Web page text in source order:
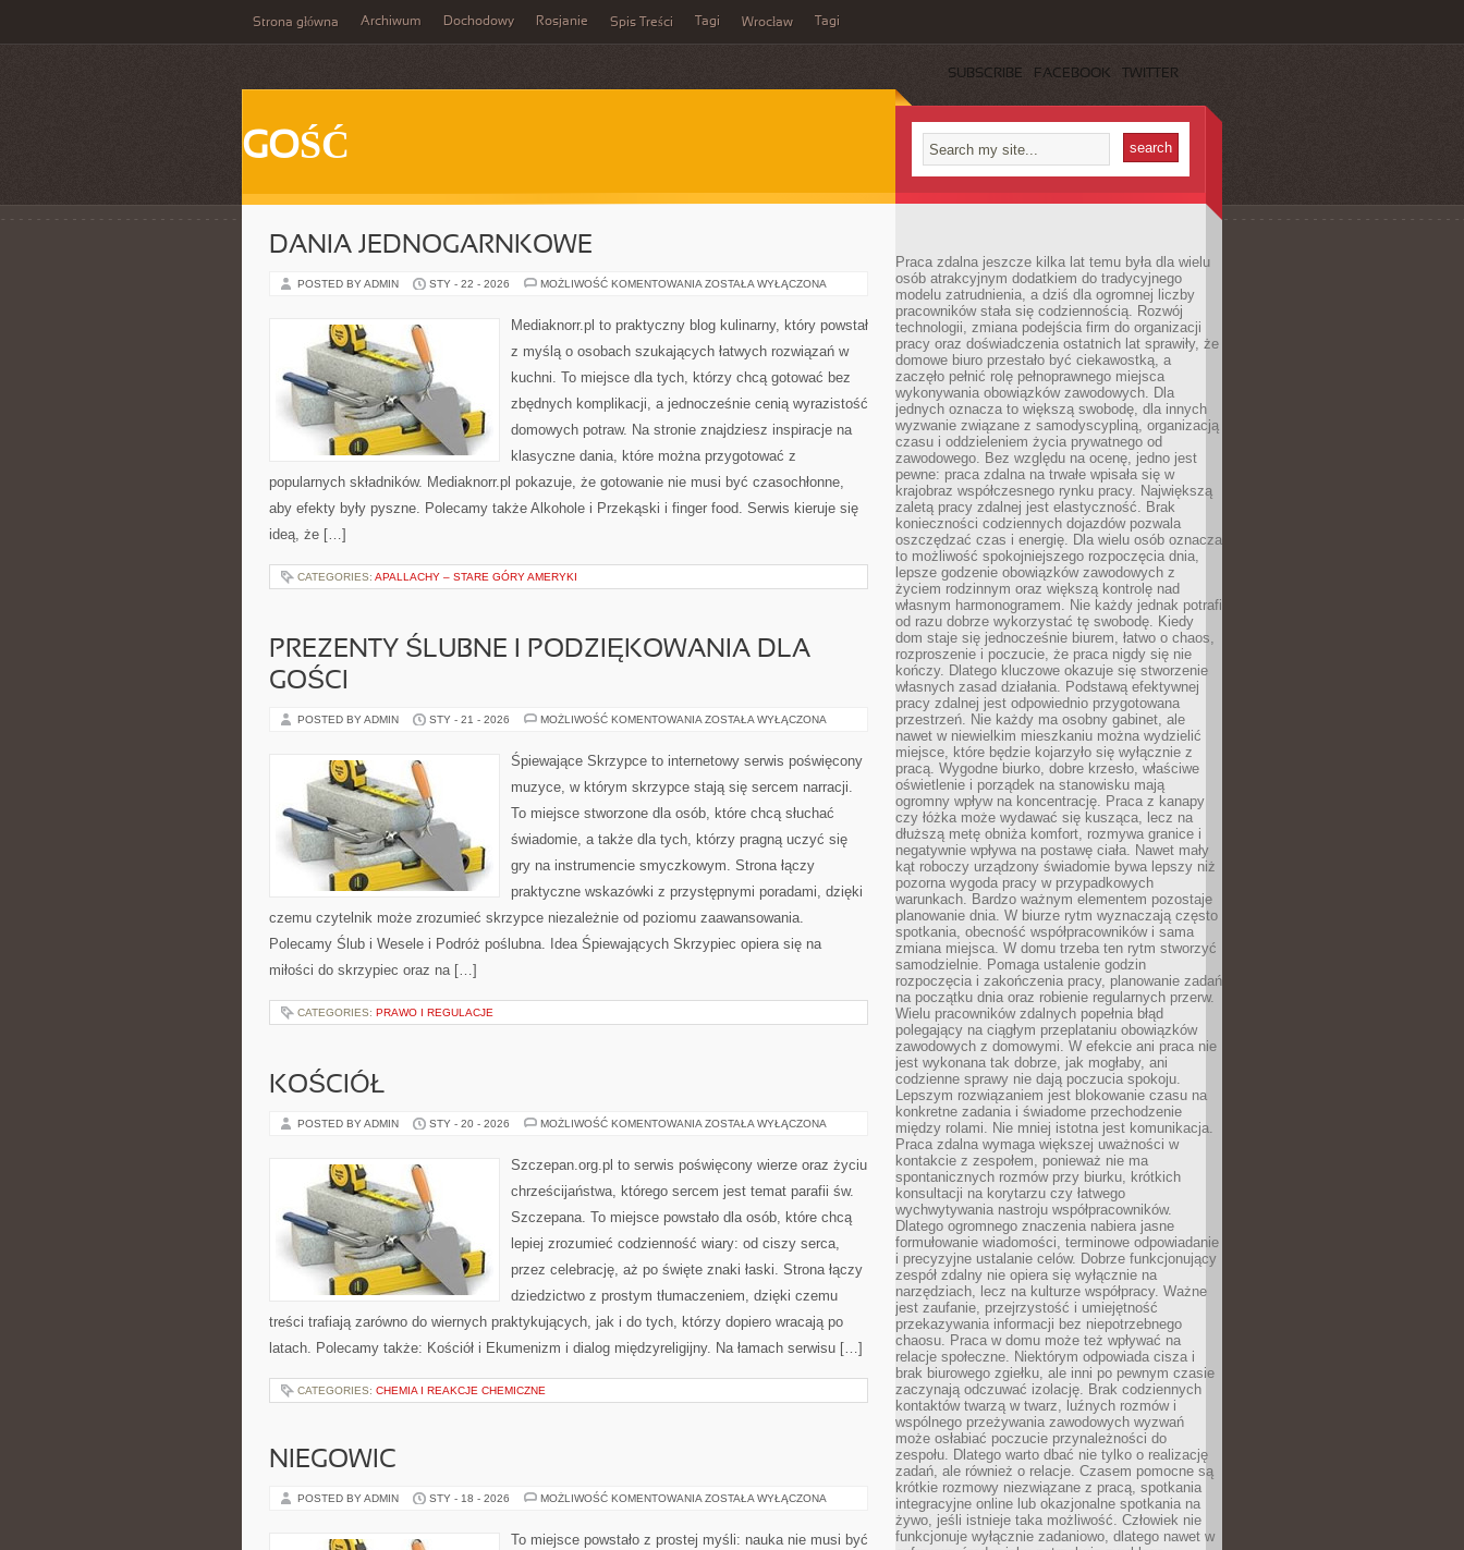
Strona główna Archiwum Dochodowy Rosjanie Spis Treści Tagi Wrocław Tagi
SUBSCRIBE FACEBOOK TWITTER
GOŚĆ
DANIA JEDNOGARNKOWE
POSTED BY ADMIN STY - 22 - 2026 MOŻLIWOŚĆ KOMENTOWANIA DANIA
ZOSTAŁA WYŁĄCZONA
Mediaknorr.pl to praktyczny blog kulinarny, który powstał
z myślą o osobach szukających łatwych rozwiązań w
kuchni. To miejsce dla tych, którzy chcą gotować bez
zbędnych komplikacji, a jednocześnie cenią wyrazistość
domowych potraw. Na stronie znajdziesz inspiracje na
klasyczne dania, które można przygotować z
popularnych składników. Mediaknorr.pl pokazuje, że gotowanie nie musi być czasochłonne,
aby efekty były pyszne. Polecamy także Alkohole i Przekąski i finger food. Serwis kieruje się
ideą, że […]
CATEGORIES: APALLACHY – STARE GÓRY AMERYKI
PREZENTY ŚLUBNE I PODZIĘKOWANIA DLA
GOŚCI
POSTED BY ADMIN STY - 21 - 2026 MOŻLIWOŚĆ KOMENTOWANIA PREZENTY
PODZIĘKOWANIA
DLA
ZOSTAŁA WYŁĄCZONA
Śpiewające Skrzypce to internetowy serwis poświęcony
muzyce, w którym skrzypce stają się sercem narracji.
To miejsce stworzone dla osób, które chcą słuchać
świadomie, a także dla tych, którzy pragną uczyć się
gry na instrumencie smyczkowym. Strona łączy
praktyczne wskazówki z przystępnymi poradami, dzięki
czemu czytelnik może zrozumieć skrzypce niezależnie od poziomu zaawansowania.
Polecamy Ślub i Wesele i Podróż poślubna. Idea Śpiewających Skrzypiec opiera się na
miłości do skrzypiec oraz na […]
CATEGORIES: PRAWO I REGULACJE
KOŚCIÓŁ
POSTED BY ADMIN STY - 20 - 2026 MOŻLIWOŚĆ KOMENTOWANIA KOŚCIÓŁ
ZOSTAŁA WYŁĄCZONA
Szczepan.org.pl to serwis poświęcony wierze oraz życiu
chrześcijaństwa, którego sercem jest temat parafii św.
Szczepana. To miejsce powstało dla osób, które chcą
lepiej zrozumieć codzienność wiary: od ciszy serca,
przez celebrację, aż po święte znaki łaski. Strona łączy
dziedzictwo z prostym tłumaczeniem, dzięki czemu
treści trafiają zarówno do wiernych praktykujących, jak i do tych, którzy dopiero wracają po
latach. Polecamy także: Kościół i Ekumenizm i dialog międzyreligijny. Na łamach serwisu […]
CATEGORIES: CHEMIA I REAKCJE CHEMICZNE
NIEGOWIC
POSTED BY ADMIN STY - 18 - 2026 MOŻLIWOŚĆ KOMENTOWANIA NIEGOWIC
ZOSTAŁA WYŁĄCZONA
To miejsce powstało z prostej myśli: nauka nie musi być
Praca zdalna jeszcze kilka lat temu była dla wielu
osób atrakcyjnym dodatkiem do tradycyjnego
modelu zatrudnienia, a dziś dla ogromnej liczby
pracowników stała się codziennością. Rozwój
technologii, zmiana podejścia firm do organizacji
pracy oraz doświadczenia ostatnich lat sprawiły, że
domowe biuro przestało być ciekawostką, a
zaczęło pełnić rolę pełnoprawnego miejsca
wykonywania obowiązków zawodowych. Dla
jednych oznacza to większą swobodę, dla innych
wyzwanie związane z samodyscypliną, organizacją
czasu i oddzieleniem życia prywatnego od
zawodowego. Bez względu na ocenę, jedno jest
pewne: praca zdalna na trwałe wpisała się w
krajobraz współczesnego rynku pracy. Największą
zaletą pracy zdalnej jest elastyczność. Brak
konieczności codziennych dojazdów pozwala
oszczędzać czas i energię. Dla wielu osób oznacza
to możliwość spokojniejszego rozpoczęcia dnia,
lepsze godzenie obowiązków zawodowych z
życiem rodzinnym oraz większą kontrolę nad
własnym harmonogramem. Nie każdy jednak potrafi
od razu dobrze wykorzystać tę swobodę. Kiedy
dom staje się jednocześnie biurem, łatwo o chaos,
rozproszenie i poczucie, że praca nigdy się nie
kończy. Dlatego kluczowe okazuje się stworzenie
własnych zasad działania. Podstawą efektywnej
pracy zdalnej jest odpowiednio przygotowana
przestrzeń. Nie każdy ma osobny gabinet, ale
nawet w niewielkim mieszkaniu można wydzielić
miejsce, które będzie kojarzyło się wyłącznie z
pracą. Wygodne biurko, dobre krzesło, właściwe
oświetlenie i porządek na stanowisku mają
ogromny wpływ na koncentrację. Praca z kanapy
czy łóżka może wydawać się kusząca, lecz na
dłuższą metę obniża komfort, rozmywa granice i
negatywnie wpływa na postawę ciała. Nawet mały
kąt roboczy urządzony świadomie bywa lepszy niż
pozorna wygoda pracy w przypadkowych
warunkach. Bardzo ważnym elementem pozostaje
planowanie dnia. W biurze rytm wyznaczają często
spotkania, obecność współpracowników i sama
zmiana miejsca. W domu trzeba ten rytm stworzyć
samodzielnie. Pomaga ustalenie godzin
rozpoczęcia i zakończenia pracy, planowanie zadań
na początku dnia oraz robienie regularnych przerw.
Wielu pracowników zdalnych popełnia błąd
polegający na ciągłym przeplataniu obowiązków
zawodowych z domowymi. W efekcie ani praca nie
jest wykonana tak dobrze, jak mogłaby, ani
codzienne sprawy nie dają poczucia spokoju.
Lepszym rozwiązaniem jest blokowanie czasu na
konkretne zadania i świadome przechodzenie
między rolami. Nie mniej istotna jest komunikacja.
Praca zdalna wymaga większej uważności w
kontakcie z zespołem, ponieważ nie ma
spontanicznych rozmów przy biurku, krótkich
konsultacji na korytarzu czy łatwego
wychwytywania nastroju współpracowników.
Dlatego ogromnego znaczenia nabiera jasne
formułowanie wiadomości, terminowe odpowiadanie
i precyzyjne ustalanie celów. Dobrze funkcjonujący
zespół zdalny nie opiera się wyłącznie na
narzędziach, lecz na kulturze współpracy. Ważne
jest zaufanie, przejrzystość i umiejętność
przekazywania informacji bez niepotrzebnego
chaosu. Praca w domu może też wpływać na
relacje społeczne. Niektórym odpowiada cisza i
brak biurowego zgiełku, ale inni po pewnym czasie
zaczynają odczuwać izolację. Brak codziennych
kontaktów twarzą w twarz, luźnych rozmów i
wspólnego przeżywania zawodowych wyzwań
może osłabiać poczucie przynależności do
zespołu. Dlatego warto dbać nie tylko o realizację
zadań, ale również o relacje. Czasem pomocne są
krótkie rozmowy niezwiązane z pracą, spotkania
integracyjne online lub okazjonalne spotkania na
żywo, jeśli istnieje taka możliwość. Człowiek nie
funkcjonuje wyłącznie zadaniowo, dlatego nawet w